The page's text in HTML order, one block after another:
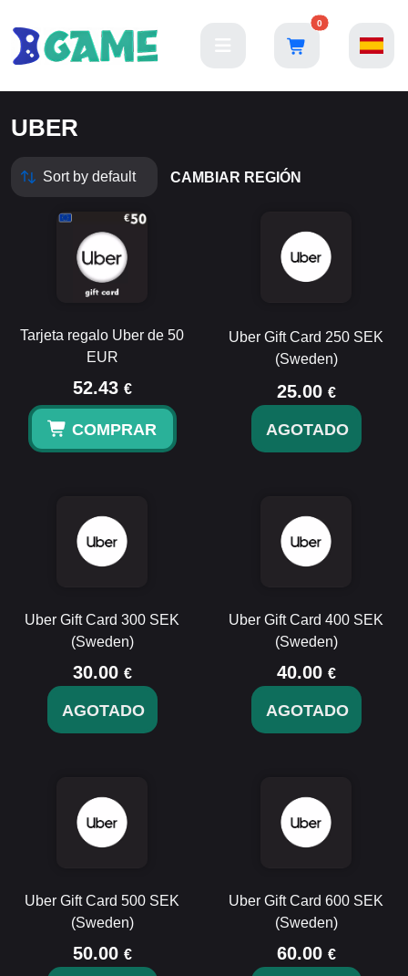
0
UBER
CAMBIAR REGIÓN
Tarjeta regalo Uber de 50
EUR
52.43 €
COMPRAR
Uber Gift Card 250 SEK
(Sweden)
25.00 €
AGOTADO
Uber Gift Card 300 SEK
(Sweden)
30.00 €
AGOTADO
Uber Gift Card 400 SEK
(Sweden)
40.00 €
AGOTADO
Uber Gift Card 500 SEK
(Sweden)
50.00 €
Uber Gift Card 600 SEK
(Sweden)
60.00 €